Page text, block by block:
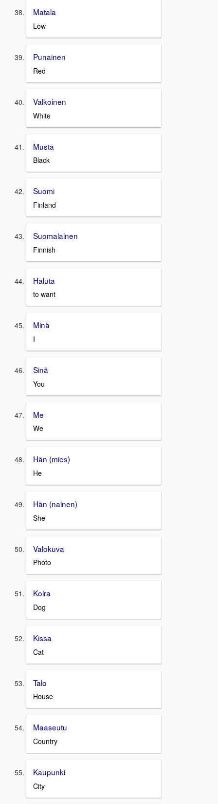
Matala
Low
Punainen
Red
Valkoinen
White
Musta
Black
Suomi
Finland
Suomalainen
Finnish
Haluta
to want
Minä
I
Sinä
You
Me
We
Hän (mies)
He
Hän (nainen)
She
Valokuva
Photo
Koira
Dog
Kissa
Cat
Talo
House
Maaseutu
Country
Kaupunki
City